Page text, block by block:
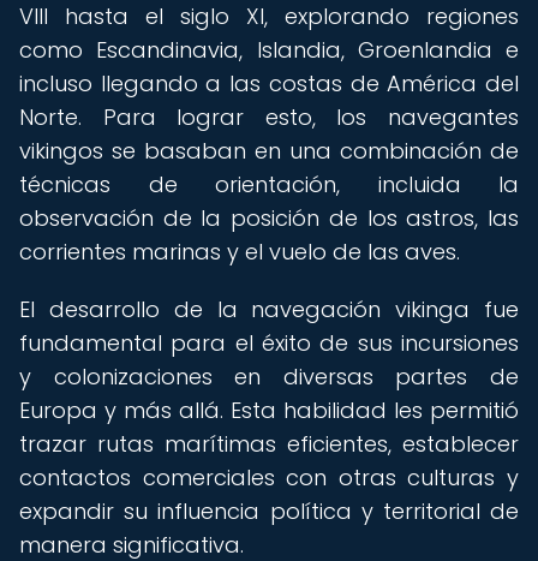
VIII hasta el siglo XI, explorando regiones
como Escandinavia, Islandia, Groenlandia e
incluso llegando a las costas de América del
Norte. Para lograr esto, los navegantes
vikingos se basaban en una combinación de
técnicas de orientación, incluida la
observación de la posición de los astros, las
corrientes marinas y el vuelo de las aves.
El desarrollo de la navegación vikinga fue
fundamental para el éxito de sus incursiones
y colonizaciones en diversas partes de
Europa y más allá. Esta habilidad les permitió
trazar rutas marítimas eficientes, establecer
contactos comerciales con otras culturas y
expandir su influencia política y territorial de
manera significativa.